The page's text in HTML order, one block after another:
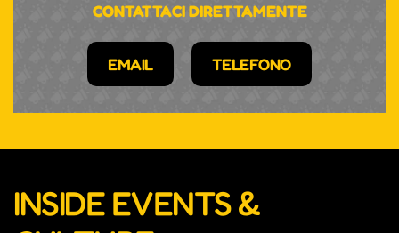
CONTATTACI DIRETTAMENTE
EMAIL TELEFONO
INSIDE EVENTS &